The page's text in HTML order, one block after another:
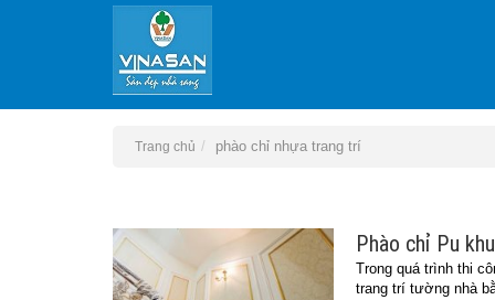
Trang chủ phào chỉ nhựa trang trí
Phào chỉ Pu
Trong quá trình thi
trang trí tường nhà